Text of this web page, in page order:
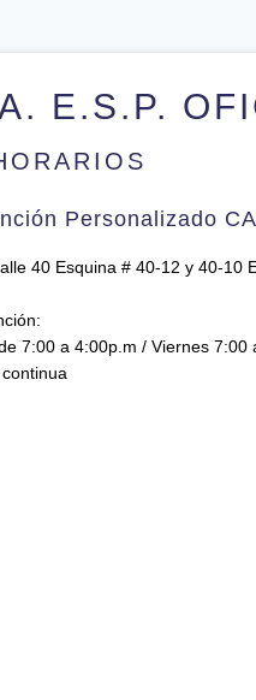
E.S.P.
Personalizado
40 Esquina # 40-12 y 40-10
7:00 a 4:00p.m / Viernes 7:00